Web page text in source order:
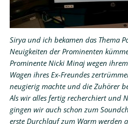
Sirya und ich bekamen das Thema
Neuigkeiten der Prominenten
Prominente Nicki Minaj wegen
Wagen ihres Ex-Freundes
neugierig machte und die Zuhörer
Als wir alles fertig recherchiert und
gingen wir auch schon zum
erste Durchlauf zum Warm werden